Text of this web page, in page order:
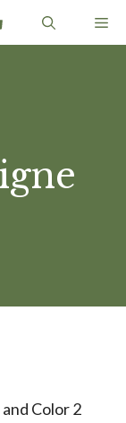
Color 2